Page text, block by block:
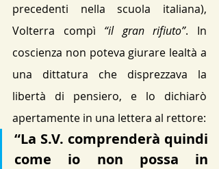
precedenti nella scuola italiana),
Volterra compì “il gran rifiuto”. In
coscienza non poteva giurare lealtà a
una dittatura che disprezzava la
libertà di pensiero, e lo dichiarò
apertamente in una lettera al rettore:
“La S.V. comprenderà quindi
come io non possa in